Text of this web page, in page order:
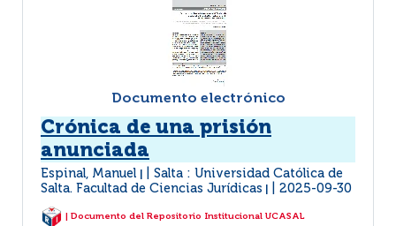
Documento electrónico
Crónica de una prisión
anunciada
Espinal, Manuel
Salta : Universidad Católica de
Salta. Facultad de Ciencias Jurídicas
2025-09-30
| Documento del Repositorio Institucional UCASAL